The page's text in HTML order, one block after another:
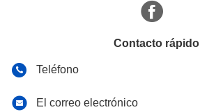
Contacto rápido
Teléfono
El correo electrónico